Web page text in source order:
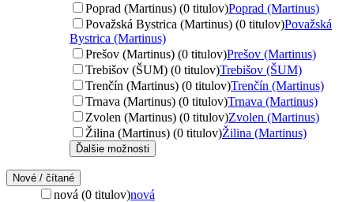
Poprad (Martinus) (0 titulov)Poprad (Martinus)
Považská Bystrica (Martinus) (0 titulov)Považská
Bystrica (Martinus)
Prešov (Martinus) (0 titulov)Prešov (Martinus)
Trebišov (ŠUM) (0 titulov)Trebišov (ŠUM)
Trenčín (Martinus) (0 titulov)Trenčín (Martinus)
Trnava (Martinus) (0 titulov)Trnava (Martinus)
Zvolen (Martinus) (0 titulov)Zvolen (Martinus)
Žilina (Martinus) (0 titulov)Žilina (Martinus)
Ďalšie možnosti
Nové / čítané
nová (0 titulov)nová